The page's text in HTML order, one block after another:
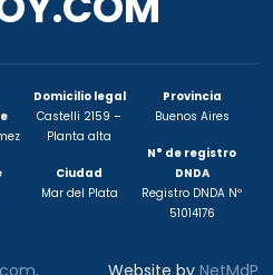
Domicilio legal
Castelli 2159 –
Planta alta
Ciudad
Mar del Plata
Provincia
Buenos Aires
N° de registro
DNDA
Registro DNDA Nº
51014176
. Website by NetMdP